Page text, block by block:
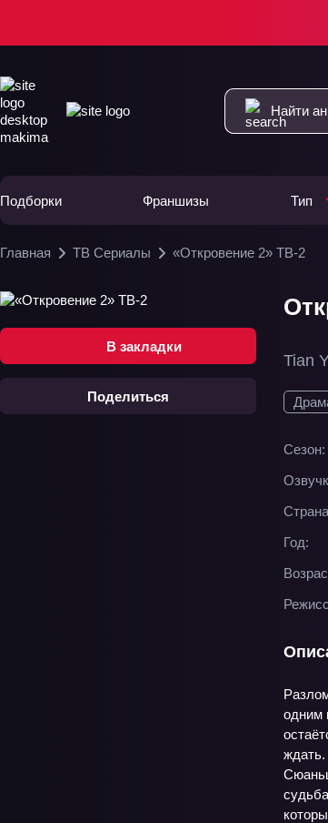
Подборки Франшизы Тип
Главная ТВ Сериалы «Откровение 2» ТВ-2
В закладки
Поделиться
Tian
Сезон:
Год:
одним
ждать.